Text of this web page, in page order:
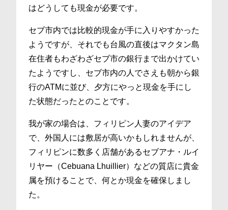
はどうしても現金が必要です。
セブ市内では比較的現金が手に入りやすかった
ようですが、それでも台風の直後はマクタン島
在住者もわざわざセブ市の銀行まで出かけてい
たようですし、セブ市内の人でさえも朝から銀
行のATMに並び、夕方にやっと現金を手にし
た状態だったとのことです。
我が家の場合は、フィリピン人妻のアイデア
で、外国人には敷居が高いかもしれませんが、
フィリピンに数多く店舗があるセブアナ・ルイ
リヤー（Cebuana Lhuillier）などの質店に貴金
属を預けることで、何とか現金を確保しまし
た。